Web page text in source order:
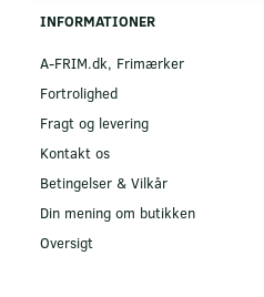
INFORMATIONER
A-FRIM.dk, Frimærker
Fortrolighed
Fragt og levering
Kontakt os
Betingelser & Vilkår
Din mening om butikken
Oversigt